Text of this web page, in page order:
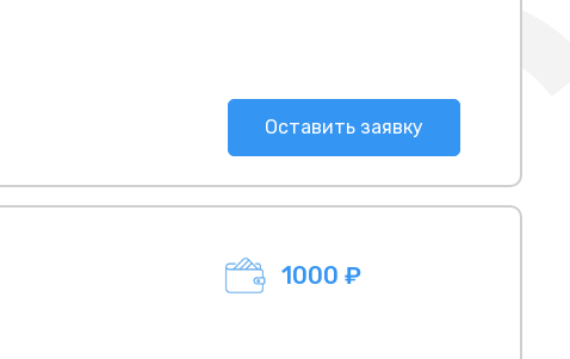
Оставить заявку
1000 ₽